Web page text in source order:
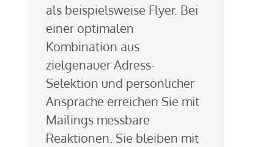
als beispielsweise Flyer. Bei
einer optimalen
Kombination aus
zielgenauer Adress-
Selektion und persönlicher
Ansprache erreichen Sie mit
Mailings messbare
Reaktionen. Sie bleiben mit